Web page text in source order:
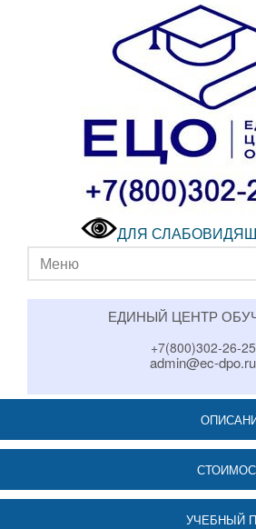
ДЛЯ
Меню
ЕДИНЫЙ ЦЕНТР
+7(800)302-26-25
admin@ec-dpo.ru
УЧЕБНЫЙ